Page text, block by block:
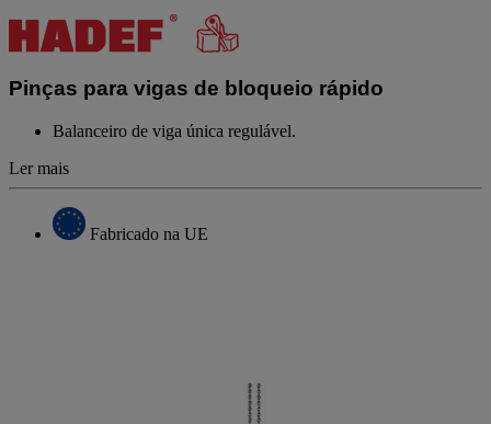
de
classificação
Link
a
página.
Pinças para vigas de bloqueio rápido
Balanceiro de viga única regulável.
Ler mais
Fabricado na UE